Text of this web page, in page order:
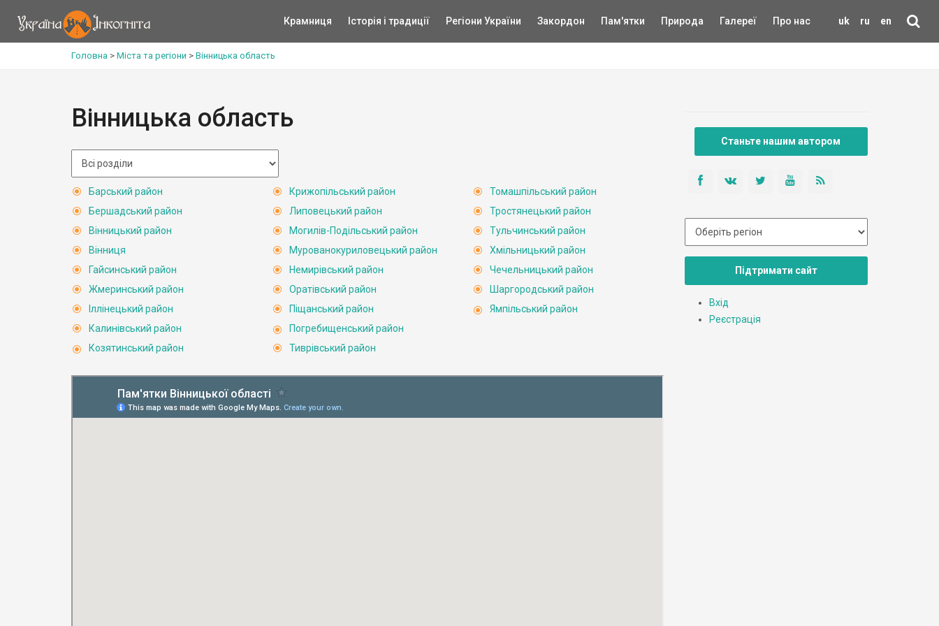
uk ru en
Крамниця Історія і традиції Регіони України Закордон Пам'ятки Природа Галереї Про нас
Головна > Міста та регіони > Вінницька область
Вінницька область
Барський район
Бершадський район
Вінницький район
Вінниця
Гайсинський район
Жмеринський район
Іллінецький район
Калинівський район
Козятинський район
Крижопільський район
Липовецький район
Могилів-Подільський район
Мурованокуриловецький район
Немирівський район
Оратівський район
Піщанський район
Погребищенський район
Тиврівський район
Томашпільський район
Тростянецький район
Тульчинський район
Хмільницький район
Чечельницький район
Шаргородський район
Ямпільський район
Станьте нашим автором
Підтримати сайт
Вхід
Реєстрація